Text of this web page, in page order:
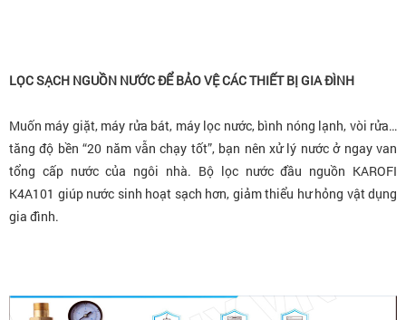
LỌC SẠCH NGUỒN NƯỚC ĐỂ BẢO VỆ CÁC THIẾT BỊ GIA ĐÌNH
Muốn máy giặt, máy rửa bát, máy lọc nước, bình nóng lạnh, vòi rửa…
tăng độ bền “20 năm vẫn chạy tốt”, bạn nên xử lý nước ở ngay van
tổng cấp nước của ngôi nhà. Bộ lọc nước đầu nguồn KAROFI
K4A101 giúp nước sinh hoạt sạch hơn, giảm thiểu hư hỏng vật dụng
gia đình.